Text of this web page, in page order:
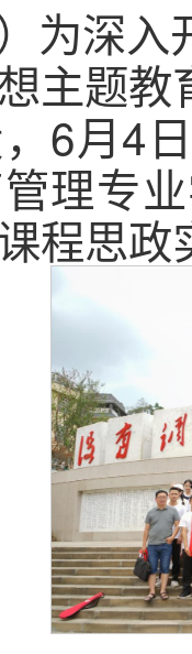
）为深
主题
6月4
理专
程思政